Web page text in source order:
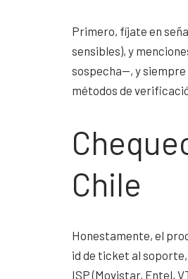
Primero, fíjate en
sensibles), y
sospecha—, y siempre
métodos de
Chile
Honestamente, el
id de ticket al
ISP (Movistar, Entel,